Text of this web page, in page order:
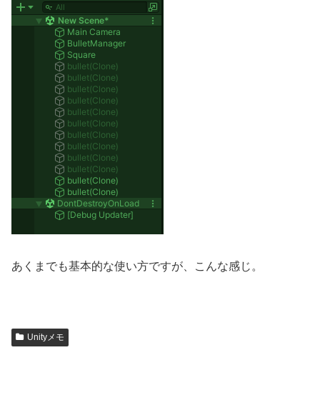
あくまでも基本的な使い方ですが、こんな感じ。
Unityメモ